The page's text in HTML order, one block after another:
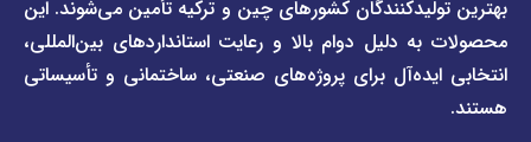
کشورهای چین و ترکیه تأمین می‌شوند. این
دلیل دوام بالا و رعایت استانداردهای بین‌المللی،
برای پروژه‌های صنعتی، ساختمانی و تأسیساتی
برند
فارابوبلاگ
خبری